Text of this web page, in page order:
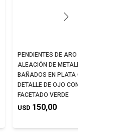
PENDIENTES DE ARO EN
ALEACIÓN DE METALES
BAÑADOS EN PLATA CON
DETALLE DE OJO CON CRISTAL
FACETADO VERDE
USD 150,00